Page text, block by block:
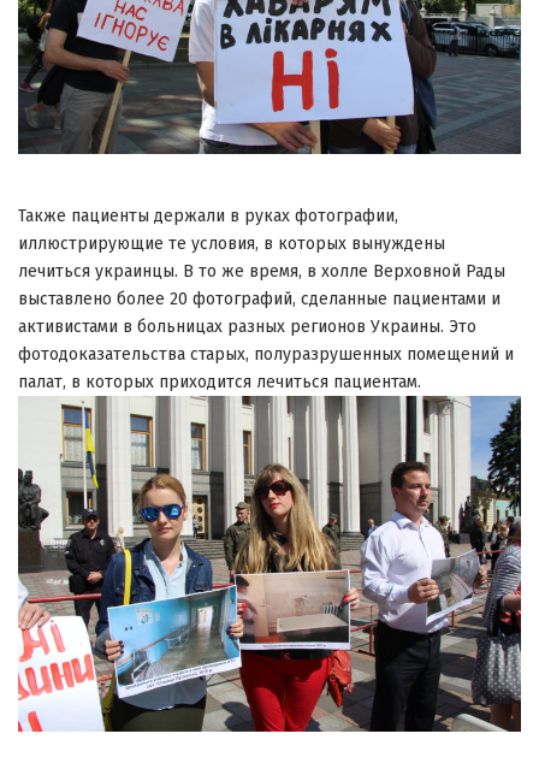
Также пациенты держали в руках фотографии,
иллюстрирующие те условия, в которых вынуждены
лечиться украинцы. В то же время, в холле Верховной Рады
выставлено более 20 фотографий, сделанные пациентами и
активистами в больницах разных регионов Украины. Это
фотодоказательства старых, полуразрушенных помещений и
палат, в которых приходится лечиться пациентам.